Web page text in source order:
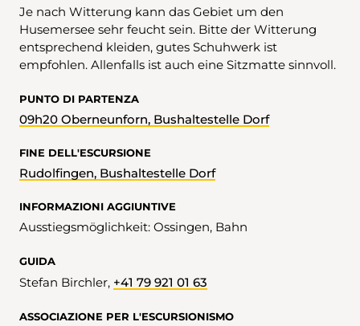
Je nach Witterung kann das Gebiet um den
Husemersee sehr feucht sein. Bitte der Witterung
entsprechend kleiden, gutes Schuhwerk ist
empfohlen. Allenfalls ist auch eine Sitzmatte sinnvoll.
PUNTO DI PARTENZA
09h20 Oberneunforn, Bushaltestelle Dorf
FINE DELL'ESCURSIONE
Rudolfingen, Bushaltestelle Dorf
INFORMAZIONI AGGIUNTIVE
Ausstiegsmöglichkeit: Ossingen, Bahn
GUIDA
Stefan Birchler, +41 79 921 01 63
ASSOCIAZIONE PER L'ESCURSIONISMO